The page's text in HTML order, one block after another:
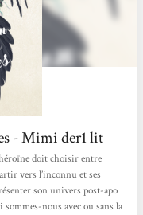
- Mimi der1 lit
doit choisir entre
vers l’inconnu et ses
son univers post-apo
nous avec ou sans la